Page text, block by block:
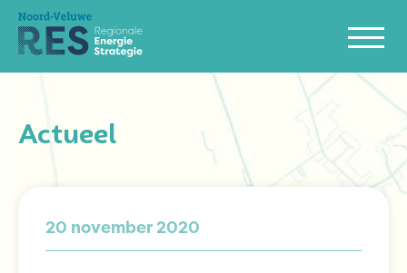
Actueel
20 november 2020